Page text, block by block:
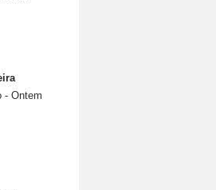
- Ontem